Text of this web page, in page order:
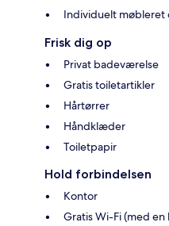
Individuelt
Frisk dig op
Privat badeværelse
Gratis toiletartikler
Hårtørrer
Håndklæder
Toiletpapir
Hold forbindelsen
Kontor
Gratis Wi-Fi (med